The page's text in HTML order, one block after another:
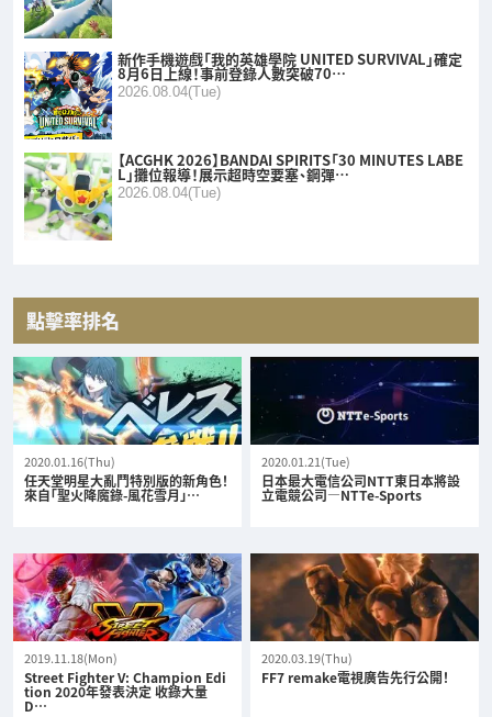
新作手機遊戲「我的英雄學院 UNITED SURVIVAL」確定
8月6日上線！事前登錄人數突破70…
2026.08.04(Tue)
【ACGHK 2026】BANDAI SPIRITS「30 MINUTES LABE
L」攤位報導！展示超時空要塞、鋼彈…
2026.08.04(Tue)
點擊率排名
2020.01.16(Thu)
任天堂明星大亂鬥特別版的新角色！
來自「聖火降魔錄-風花雪月」…
2020.01.21(Tue)
日本最大電信公司NTT東日本將設
立電競公司—NTTe-Sports
2019.11.18(Mon)
Street Fighter V: Champion Edi
tion 2020年發表決定 收錄大量
D…
2020.03.19(Thu)
FF7 remake電視廣告先行公開！